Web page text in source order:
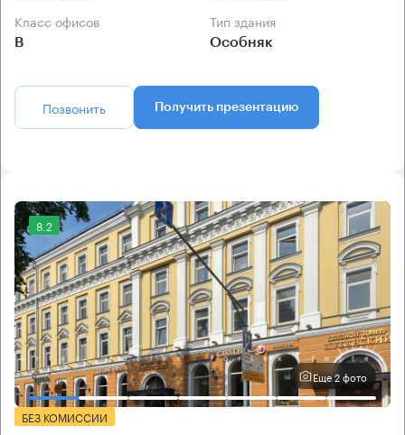
Класс офисов
B
Тип здания
Особняк
Позвонить Получить презентацию
8.2
Еще 2 фото
БЕЗ КОМИССИИ